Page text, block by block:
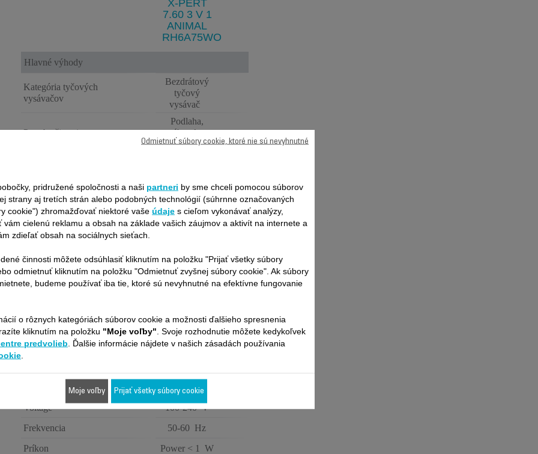
X-PERT
7.60 3 V 1
ANIMAL
RH6A75WO
Hlavné výhody
Kategória tyčových
vysávačov
Bezdrátový
tyčový
vysávač
Potreba čistenia
Podlaha,
nábytok a
strop
domácich zvierat
pre zvieracie
chlpy)
Čistenie interiéru áut
Sací výkon
Sací výkon (AW)
(<100 AW)
Príkon
140 W
výkonu
Počet motorizovaných
kartáčov
1
Sacia hubica
všetky typy
podláh
Voltage
100-240 V
Frekvencia
50-60 Hz
Príkon
Power < 1 W
pridružené spoločnosti a naši partneri by sme chceli pomocou súborov
strany aj tretích strán alebo podobných technológií (súhrnne označovaných
cookie") zhromažďovať niektoré vaše údaje s cieľom vykonávať analýzy,
vám cielenú reklamu a obsah na základe vašich záujmov a aktivít na internete a
zdieľať obsah na sociálnych sieťach.
činnosti môžete odsúhlasiť kliknutím na položku "Prijať všetky súbory
odmietnuť kliknutím na položku "Odmietnuť zvyšnej súbory cookie". Ak súbory
budeme používať iba tie, ktoré sú nevyhnutné na efektívne fungovanie
o rôznych kategóriách súborov cookie a možnosti ďalšieho spresnenia
kliknutím na položku "Moje voľby" . Svoje rozhodnutie môžete kedykoľvek
predvolieb . Ďalšie informácie nájdete v našich zásadách používania
Odmietnuť súbory cookie, ktoré nie sú nevyhnutné
Moje voľby Prijať všetky súbory cookie